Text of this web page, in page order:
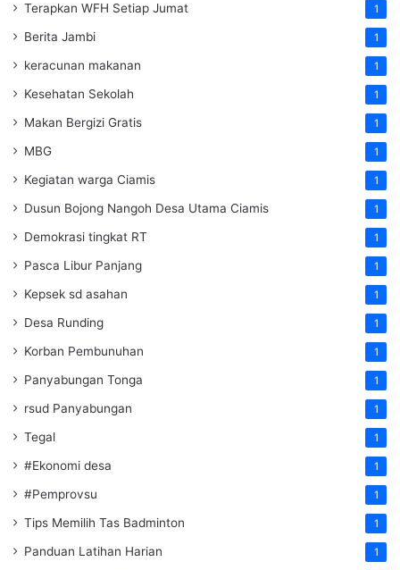
Terapkan WFH Setiap Jumat 1
Berita Jambi 1
keracunan makanan 1
Kesehatan Sekolah 1
Makan Bergizi Gratis 1
MBG 1
Kegiatan warga Ciamis 1
Dusun Bojong Nangoh Desa Utama Ciamis 1
Demokrasi tingkat RT 1
Pasca Libur Panjang 1
Kepsek sd asahan 1
Desa Runding 1
Korban Pembunuhan 1
Panyabungan Tonga 1
rsud Panyabungan 1
Tegal 1
#Ekonomi desa 1
#Pemprovsu 1
Tips Memilih Tas Badminton 1
Panduan Latihan Harian 1